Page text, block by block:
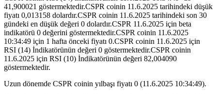
41,900021 göstermektedir.CSPR coinin 11.6.2025 tarihindeki düşük
fiyatı 0,013158 dolardır.CSPR coinin 11.6.2025 tarihindeki son 30
gündeki en düşük değeri 0 dolardır.CSPR 11.6.2025 için beta
indikatörü 0 değerini göstermektedir.CSPR coinin 11.6.2025
10:34:49 için 1 hafta önceki fiyatı 0.CSPR coinin 11.6.2025 için
RSI (14) İndikatörünün değeri 0 göstermektedir.CSPR coinin
11.6.2025 için RSI (10) İndikatörünün değeri 82,004090
göstermektedir.
Uzun dönemde CSPR coinin yılbaşı fiyatı 0 (11.6.2025 10:34:49).